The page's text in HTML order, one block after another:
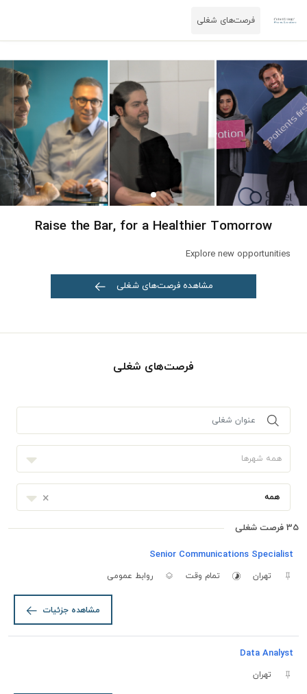
فرصت‌های شغلی
Raise the Bar, for a Healthier Tomorrow
Explore new opportunities
مشاهده فرصت‌های شغلی
فرصت‌های شغلی
همه شهرها
همه ×
35 فرصت شغلی
Senior Communications Specialist
تهران تمام وقت روابط عمومی
مشاهده جزئیات
Data Analyst
تهران